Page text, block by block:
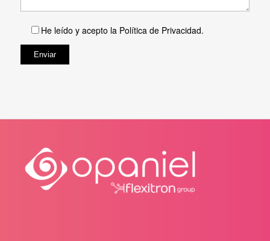
He leído y acepto la Política de Privacidad.